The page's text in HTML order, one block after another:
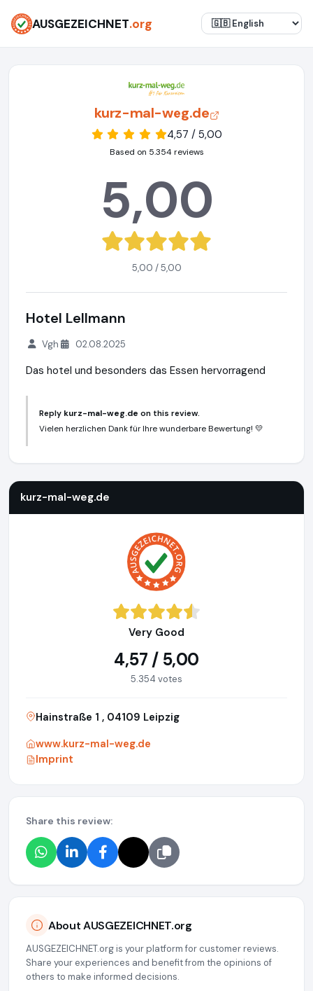
AUSGEZEICHNET.org
kurz-mal-weg.de
4,57 / 5,00
Based on 5.354 reviews
5,00
5,00 / 5,00
Hotel Lellmann
Vgh 02.08.2025
Das hotel und besonders das Essen hervorragend
Reply kurz-mal-weg.de on this review.
Vielen herzlichen Dank für Ihre wunderbare Bewertung! 💛
kurz-mal-weg.de
Very Good
4,57 / 5,00
5.354 votes
Hainstraße 1 , 04109 Leipzig
www.kurz-mal-weg.de
Imprint
Share this review:
About AUSGEZEICHNET.org
AUSGEZEICHNET.org is your platform for customer reviews.
Share your experiences and benefit from the opinions of
others to make informed decisions.